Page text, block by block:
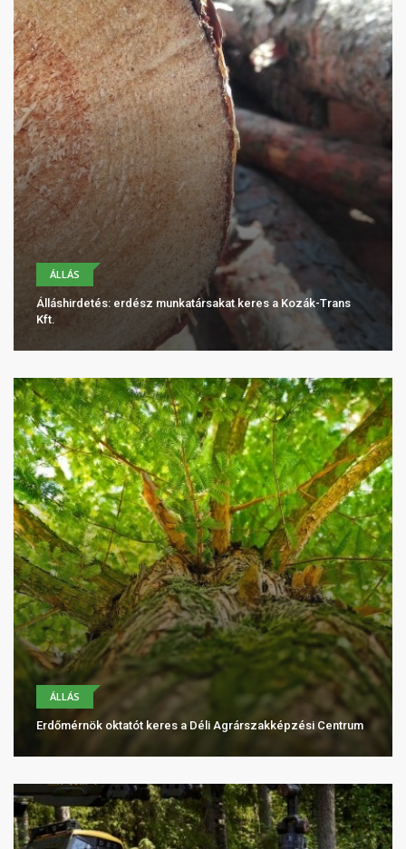
ÁLLÁS
Álláshirdetés: erdész munkatársakat keres a Kozák-Trans
Kft.
ÁLLÁS
Erdőmérnök oktatót keres a Déli Agrárszakképzési Centrum